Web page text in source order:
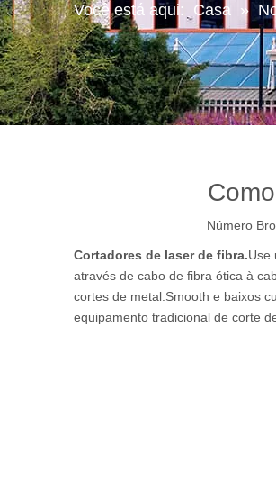
Você está aqui: Casa »
Número
Cortadores de laser de fibra.Use
através de cabo de fibra ótica à
cortes de metal.Smooth e baixos
equipamento tradicional de corte